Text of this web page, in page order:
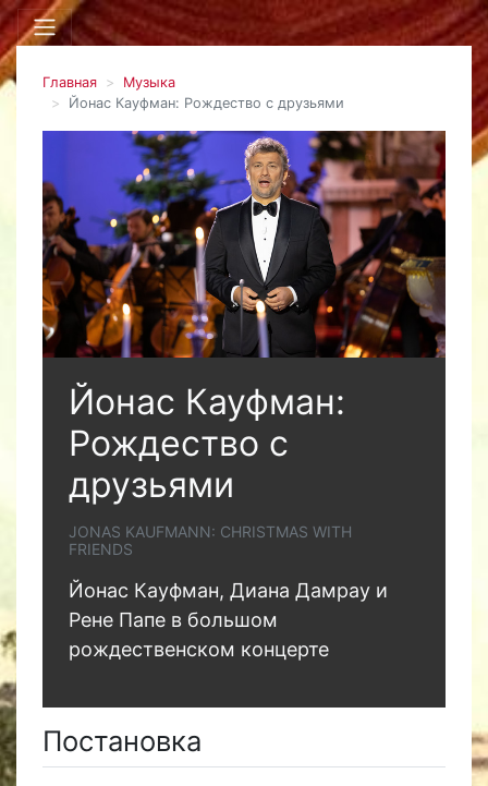
Главная
Музыка
Йонас Кауфман: Рождество с друзьями
Йонас Кауфман:
Рождество с
друзьями
JONAS KAUFMANN: CHRISTMAS WITH
FRIENDS
Йонас Кауфман, Диана Дамрау и
Рене Папе в большом
рождественском концерте
Постановка